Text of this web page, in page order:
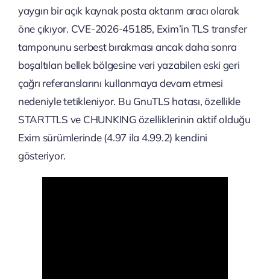
yaygın bir açık kaynak posta aktarım aracı olarak
öne çıkıyor. CVE-2026-45185, Exim’in TLS transfer
tamponunu serbest bırakması ancak daha sonra
boşaltılan bellek bölgesine veri yazabilen eski geri
çağrı referanslarını kullanmaya devam etmesi
nedeniyle tetikleniyor. Bu GnuTLS hatası, özellikle
STARTTLS ve CHUNKING özelliklerinin aktif olduğu
Exim sürümlerinde (4.97 ila 4.99.2) kendini
gösteriyor.